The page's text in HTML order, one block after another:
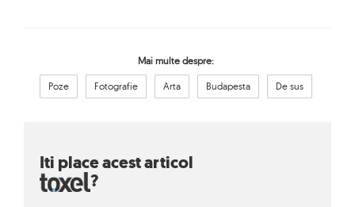
Mai multe despre:
Poze Fotografie Arta Budapesta De sus
Iti place acest articol
?